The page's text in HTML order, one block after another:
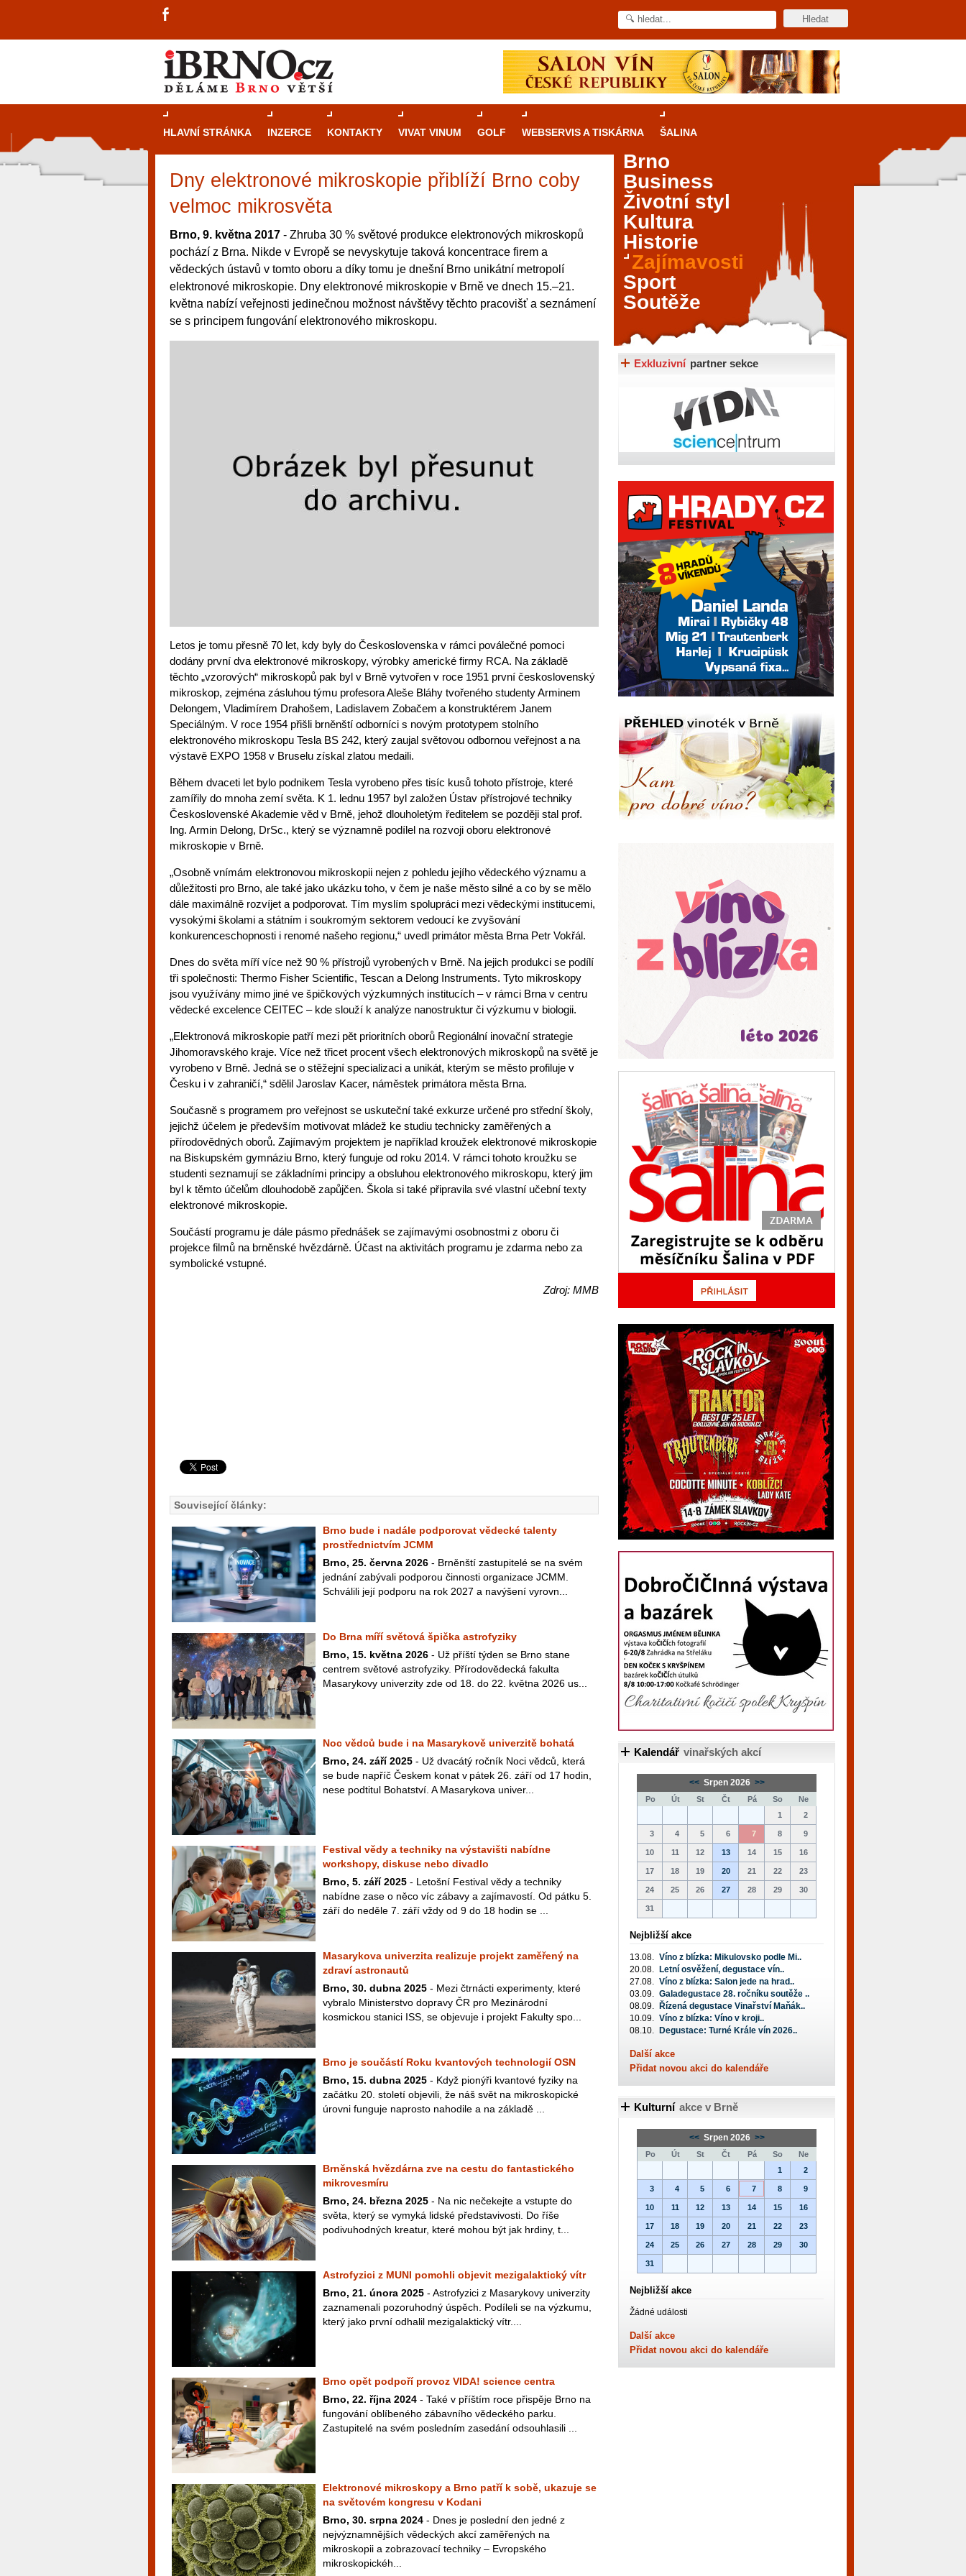
HLAVNÍ STRÁNKA INZERCE KONTAKTY VIVAT VINUM GOLF WEBSERVIS A TISKÁRNA ŠALINA
Dny elektronové mikroskopie přiblíží Brno coby
velmoc mikrosvěta
Brno, 9. května 2017 - Zhruba 30 % světové produkce elektronových mikroskopů
pochází z Brna. Nikde v Evropě se nevyskytuje taková koncentrace firem a
vědeckých ústavů v tomto oboru a díky tomu je dnešní Brno unikátní metropolí
elektronové mikroskopie. Dny elektronové mikroskopie v Brně ve dnech 15.–21.
května nabízí veřejnosti jedinečnou možnost návštěvy těchto pracovišť a seznámení
se s principem fungování elektronového mikroskopu.
Letos je tomu přesně 70 let, kdy byly do Československa v rámci poválečné pomoci
dodány první dva elektronové mikroskopy, výrobky americké firmy RCA. Na základě
těchto „vzorových“ mikroskopů pak byl v Brně vytvořen v roce 1951 první československý
mikroskop, zejména zásluhou týmu profesora Aleše Bláhy tvořeného studenty Arminem
Delongem, Vladimírem Drahošem, Ladislavem Zobačem a konstruktérem Janem
Speciálným. V roce 1954 přišli brněnští odborníci s novým prototypem stolního
elektronového mikroskopu Tesla BS 242, který zaujal světovou odbornou veřejnost a na
výstavě EXPO 1958 v Bruselu získal zlatou medaili.
Během dvaceti let bylo podnikem Tesla vyrobeno přes tisíc kusů tohoto přístroje, které
zamířily do mnoha zemí světa. K 1. lednu 1957 byl založen Ústav přístrojové techniky
Československé Akademie věd v Brně, jehož dlouholetým ředitelem se později stal prof.
Ing. Armin Delong, DrSc., který se významně podílel na rozvoji oboru elektronové
mikroskopie v Brně.
„Osobně vnímám elektronovou mikroskopii nejen z pohledu jejího vědeckého významu a
důležitosti pro Brno, ale také jako ukázku toho, v čem je naše město silné a co by se mělo
dále maximálně rozvíjet a podporovat. Tím myslím spolupráci mezi vědeckými institucemi,
vysokými školami a státním i soukromým sektorem vedoucí ke zvyšování
konkurenceschopnosti i renomé našeho regionu,“ uvedl primátor města Brna Petr Vokřál.
Dnes do světa míří více než 90 % přístrojů vyrobených v Brně. Na jejich produkci se podílí
tři společnosti: Thermo Fisher Scientific, Tescan a Delong Instruments. Tyto mikroskopy
jsou využívány mimo jiné ve špičkových výzkumných institucích – v rámci Brna v centru
vědecké excelence CEITEC – kde slouží k analýze nanostruktur či výzkumu v biologii.
„Elektronová mikroskopie patří mezi pět prioritních oborů Regionální inovační strategie
Jihomoravského kraje. Více než třicet procent všech elektronových mikroskopů na světě je
vyrobeno v Brně. Jedná se o stěžejní specializaci a unikát, kterým se město profiluje v
Česku i v zahraničí,“ sdělil Jaroslav Kacer, náměstek primátora města Brna.
Současně s programem pro veřejnost se uskuteční také exkurze určené pro střední školy,
jejichž účelem je především motivovat mládež ke studiu technicky zaměřených a
přírodovědných oborů. Zajímavým projektem je například kroužek elektronové mikroskopie
na Biskupském gymnáziu Brno, který funguje od roku 2014. V rámci tohoto kroužku se
studenti seznamují se základními principy a obsluhou elektronového mikroskopu, který jim
byl k těmto účelům dlouhodobě zapůjčen. Škola si také připravila své vlastní učební texty
elektronové mikroskopie.
Součástí programu je dále pásmo přednášek se zajímavými osobnostmi z oboru či
projekce filmů na brněnské hvězdárně. Účast na aktivitách programu je zdarma nebo za
symbolické vstupné.
Zdroj: MMB
Související články:
Brno bude i nadále podporovat vědecké talenty
prostřednictvím JCMM
Brno, 25. června 2026 - Brněnští zastupitelé se na svém
jednání zabývali podporou činnosti organizace JCMM.
Schválili její podporu na rok 2027 a navýšení vyrovn...
Do Brna míří světová špička astrofyziky
Brno, 15. května 2026 - Už příští týden se Brno stane
centrem světové astrofyziky. Přírodovědecká fakulta
Masarykovy univerzity zde od 18. do 22. května 2026 us...
Noc vědců bude i na Masarykově univerzitě bohatá
Brno, 24. září 2025 - Už dvacátý ročník Noci vědců, která
se bude napříč Českem konat v pátek 26. září od 17 hodin,
nese podtitul Bohatství. A Masarykova univer...
Festival vědy a techniky na výstavišti nabídne
workshopy, diskuse nebo divadlo
Brno, 5. září 2025 - Letošní Festival vědy a techniky
nabídne zase o něco víc zábavy a zajímavostí. Od pátku 5.
září do neděle 7. září vždy od 9 do 18 hodin se ...
Masarykova univerzita realizuje projekt zaměřený na
zdraví astronautů
Brno, 30. dubna 2025 - Mezi čtrnácti experimenty, které
vybralo Ministerstvo dopravy ČR pro Mezinárodní
kosmickou stanici ISS, se objevuje i projekt Fakulty spo...
Brno je součástí Roku kvantových technologií OSN
Brno, 15. dubna 2025 - Když pionýři kvantové fyziky na
začátku 20. století objevili, že náš svět na mikroskopické
úrovni funguje naprosto nahodile a na základě ...
Brněnská hvězdárna zve na cestu do fantastického
mikrovesmíru
Brno, 24. března 2025 - Na nic nečekejte a vstupte do
světa, který se vymyká lidské představivosti. Do říše
podivuhodných kreatur, které mohou být jak hrdiny, t...
Astrofyzici z MUNI pomohli objevit mezigalaktický vítr
Brno, 21. února 2025 - Astrofyzici z Masarykovy univerzity
zaznamenali pozoruhodný úspěch. Podíleli se na výzkumu,
který jako první odhalil mezigalaktický vítr....
Brno opět podpoří provoz VIDA! science centra
Brno, 22. října 2024 - Také v příštím roce přispěje Brno na
fungování oblíbeného zábavního vědeckého parku.
Zastupitelé na svém posledním zasedání odsouhlasili ...
Elektronové mikroskopy a Brno patří k sobě, ukazuje se
na světovém kongresu v Kodani
Brno, 30. srpna 2024 - Dnes je poslední den jedné z
nejvýznamnějších vědeckých akcí zaměřených na
mikroskopii a zobrazovací techniky – Evropského
mikroskopickéh...
Průvodcekasinovými hrami v Brně: Od
Brno je městem známým pro zajímavé památky, skvělé
restaurace, divadla a univerzity. Mimo jiné je ale také
místem, kde si můžete legálně a bezpečně vyzkoušet
různé kasinové hry. V neustále kvetoucí moravské
metropoli naleznete širokou nabídku her od klasické
rulety až po moderní automaty jak pro pravidelné
návštěvníky, tak pro příležitostné hráče. V...
Brno
Business
Životní styl
Kultura
Historie
Zajímavosti
Sport
Soutěže
Exkluzivní partner sekce
Kalendář vinařských akcí
<< Srpen 2026 >>
Po Út St Čt Pá So
Ne
1
2
3 4 5 6 7 8 9
10 11 12 13 14 15 16
17 18 19 20 21 22 23
24 25 26 27 28 29 30
31
Nejbližší akce
13.08. Víno z blízka: Mikulovsko podle Mi..
20.08.
Letní osvěžení, degustace vín..
27.08. Víno z blízka: Salon jede na hrad..
03.09. Galadegustace 28. ročníku soutěže ..
08.09.
Řízená degustace Vinařství Maňák..
10.09. Víno z blízka: Víno v kroji..
08.10.
Degustace: Turné Krále vín 2026..
Další akce
Přidat novou akci do kalendáře
Kulturní akce v Brně
<< Srpen 2026 >>
Po Út St Čt Pá So
Ne
1
2
3 4 5 6 7 8 9
10 11 12 13 14 15 16
17 18 19 20 21 22 23
24 25 26 27 28 29 30
31
Nejbližší akce
Žádné události
Další akce
Přidat novou akci do kalendáře